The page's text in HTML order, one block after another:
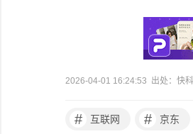
2026-04-01 16:24:53 出处：快科
# 互联网 # 京东